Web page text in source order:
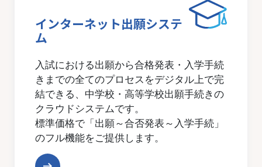
インターネット出願システ
ム
入試における出願から合格発表・入学手続
きまでの全てのプロセスをデジタル上で完
結できる、中学校・高等学校出願手続きの
クラウドシステムです。
標準価格で「出願～合否発表～入学手続」
のフル機能をご提供します。